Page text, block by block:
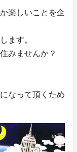
楽しいことを企
ます。
みませんか？
なって頂くため